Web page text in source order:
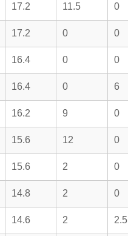
17.2 11.5 0
17.2 0 0
16.4 0 0
16.4 0 6
16.2 9 0
15.6 12 0
15.6 2 0
14.8 2 0
14.6 2 2.5